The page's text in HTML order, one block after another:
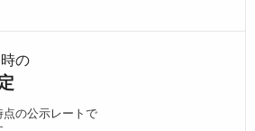
の
の公示レートで